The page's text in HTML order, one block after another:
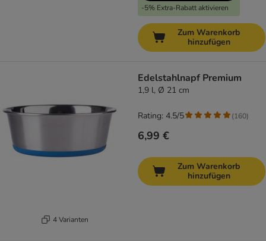
-5% Extra-Rabatt aktivieren
Zum Warenkorb
hinzufügen
4 Varianten
Edelstahlnapf Premium
1,9 l, Ø 21 cm
6,99 €
Rating: 4.5/5 (160)
Zum Warenkorb
hinzufügen